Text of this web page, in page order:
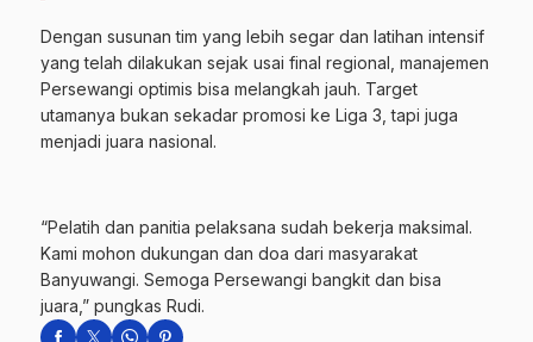
Dengan susunan tim yang lebih segar dan latihan intensif
yang telah dilakukan sejak usai final regional, manajemen
Persewangi optimis bisa melangkah jauh. Target
utamanya bukan sekadar promosi ke Liga 3, tapi juga
menjadi juara nasional.
“Pelatih dan panitia pelaksana sudah bekerja maksimal.
Kami mohon dukungan dan doa dari masyarakat
Banyuwangi. Semoga Persewangi bangkit dan bisa
juara,” pungkas Rudi.